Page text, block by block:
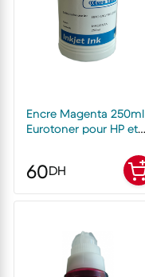
Encre Magenta 250ml
Eurotoner pour HP et
60DH